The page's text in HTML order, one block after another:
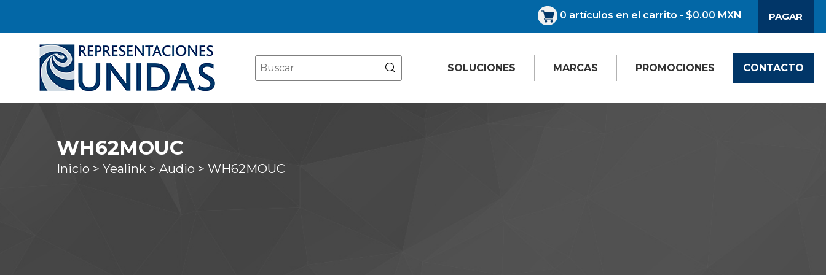
0 artículos en el carrito - $0.00 MXN PAGAR
SOLUCIONES MARCAS PROMOCIONES CONTACTO
WH62MOUC
Inicio > Yealink > Audio > WH62MOUC